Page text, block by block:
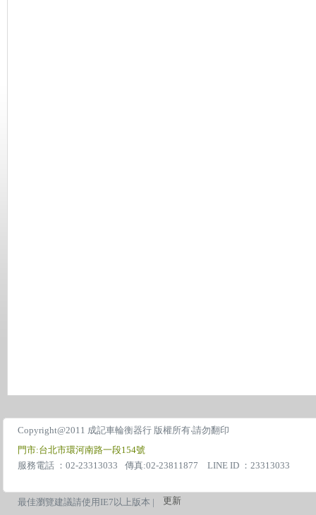
Copyright@2011 成記車輪衡器行 版權所有‧請勿翻印
門市:台北市環河南路一段154號
服務電話 ：02-23313033
傳真:02-23811877 LINE ID ：23313033
最佳瀏覽建議請使用IE7以上版本 | 更新